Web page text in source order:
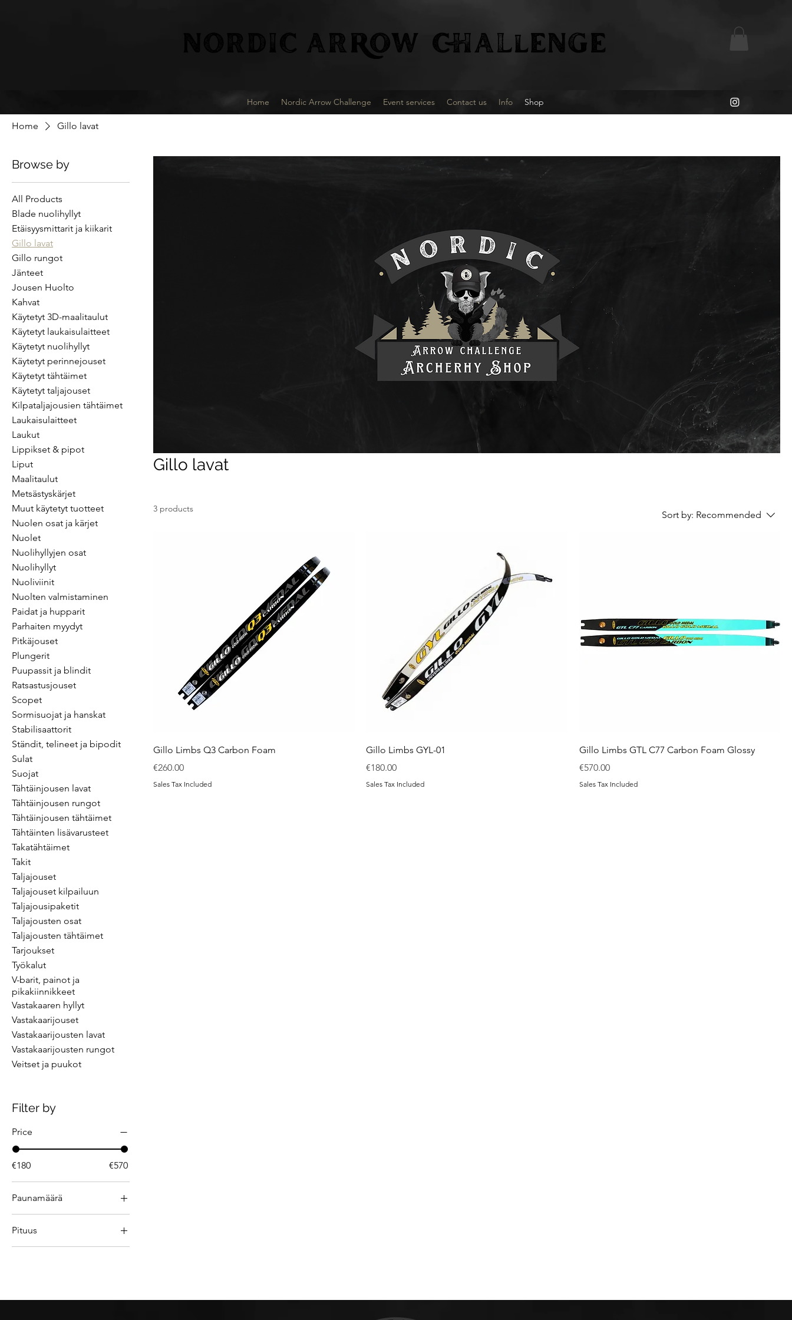
ARROW CHALlENGE
Home Nordic Arrow Challenge Event services Contact us Info Shop
Home Gillo lavat
Browse by
All Products
Blade nuolihyllyt
Etäisyysmittarit ja kiikarit
Gillo lavat
Gillo rungot
Jänteet
Jousen Huolto
Kahvat
Käytetyt 3D-maalitaulut
Käytetyt laukaisulaitteet
Käytetyt nuolihyllyt
Käytetyt perinnejouset
Käytetyt tähtäimet
Käytetyt taljajouset
Kilpataljajousien tähtäimet
Laukaisulaitteet
Laukut
Lippikset & pipot
Liput
Maalitaulut
Metsästyskärjet
Muut käytetyt tuotteet
Nuolen osat ja kärjet
Nuolet
Nuolihyllyjen osat
Nuolihyllyt
Nuoliviinit
Nuolten valmistaminen
Paidat ja hupparit
Parhaiten myydyt
Pitkäjouset
Plungerit
Puupassit ja blindit
Ratsastusjouset
Scopet
Sormisuojat ja hanskat
Stabilisaattorit
Ständit, telineet ja bipodit
Sulat
Suojat
Tähtäinjousen lavat
Tähtäinjousen rungot
Tähtäinjousen tähtäimet
Tähtäinten lisävarusteet
Takatähtäimet
Takit
Taljajouset
Taljajouset kilpailuun
Taljajousipaketit
Taljajousten osat
Taljajousten tähtäimet
Tarjoukset
Työkalut
V-barit, painot ja
pikakiinnikkeet
Vastakaaren hyllyt
Vastakaarijouset
Vastakaarijousten lavat
Vastakaarijousten rungot
Veitset ja puukot
Filter by
Price
€180 €570
Paunamäärä
24#
Pituus
Gillo lavat
3 products
Sort by: Recommended
Gillo Limbs Q3 Carbon Foam
Price
€260.00
Sales Tax Included
Gillo Limbs GYL-01
Price
€180.00
Sales Tax Included
Gillo Limbs GTL C77 Carbon Foam Glossy
Price
€570.00
Sales Tax Included